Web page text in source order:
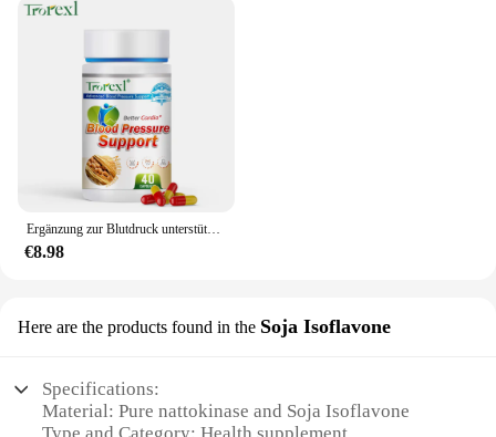
Ergänzung zur Blutdruck unterstützung, Natto-Kapsel, Herz-Kreislauf-Unterstützung, Blut hochdruck, Blutfette, Blutgefäß reiniger
€8.98
Here are the products found in the Soja Isoflavone
Specifications:
Material: Pure nattokinase and Soja Isoflavone